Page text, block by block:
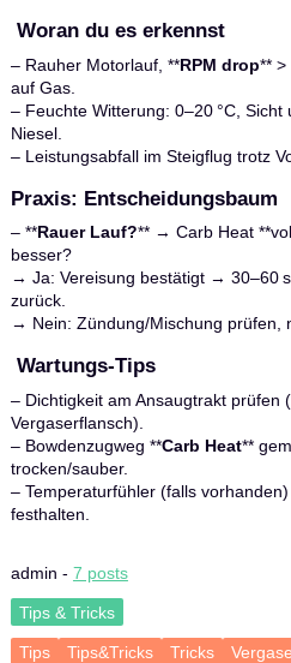
Woran du es erkennst
– Rauher Motorlauf, **RPM drop** >
auf Gas.
– Feuchte Witterung: 0–20 °C, Sicht
Niesel.
– Leistungsabfall im Steigflug trotz
Praxis: Entscheidungsbaum
– **Rauer Lauf?** → Carb Heat
besser?
→ Ja: Vereisung bestätigt → 30–60
zurück.
→ Nein: Zündung/Mischung prüfen,
Wartungs‑Tips
– Dichtigkeit am Ansaugtrakt prüfen
Vergaserflansch).
– Bowdenzugweg **Carb Heat**
trocken/sauber.
– Temperaturfühler (falls
festhalten.
admin - 7 posts
Tips & Tricks
Tips Tips&Tricks Tricks